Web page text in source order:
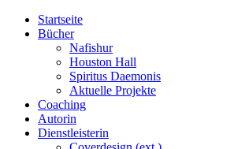
Startseite
Bücher
Nafishur
Houston Hall
Spiritus Daemonis
Aktuelle Projekte
Coaching
Autorin
Dienstleisterin